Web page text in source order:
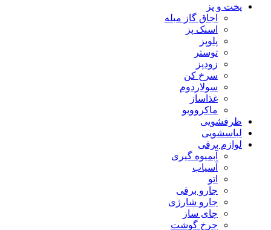
پخت و پز
اجاق گاز مبله
اسنک پز
پلوپز
توستر
زودپز
سرخ کن
سولاردوم
غذاساز
ماکروویو
ظرفشویی
لباسشویی
لوازم برقی
آبمیوه گیری
آسیاب
اتو
جارو برقی
جارو شارژی
چای ساز
چرخ گوشت